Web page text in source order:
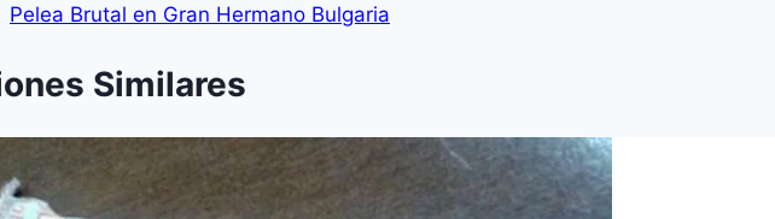
Pelea Brutal en Gran Hermano Bulgaria
Similares